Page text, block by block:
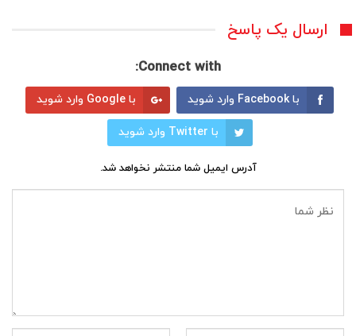
ارسال یک پاسخ
Connect with:
با Facebook وارد شوید با Google وارد شوید
با Twitter وارد شوید
آدرس ایمیل شما منتشر نخواهد شد.